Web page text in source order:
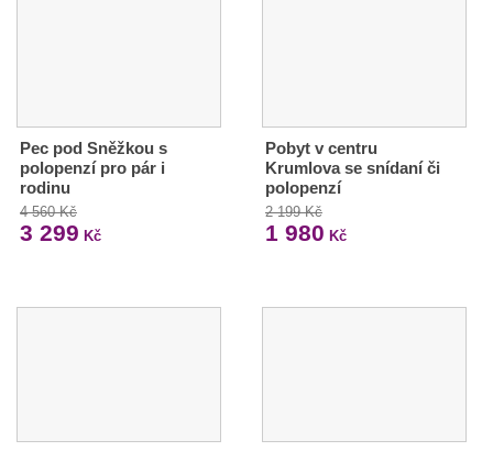
Pec pod Sněžkou s
polopenzí pro pár i
rodinu
4 560 Kč
3 299 Kč
Pobyt v centru
Krumlova se snídaní či
polopenzí
2 199 Kč
1 980 Kč